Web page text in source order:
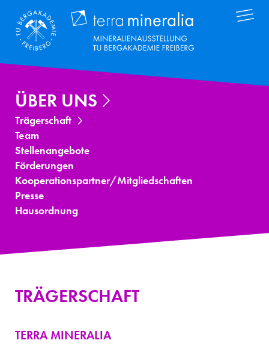
Inhalt
Terra
ÜBER UNS
Trägerschaft
Team
Stellenangebote
Förderungen
Kooperationspartner/Mitgliedschaften
Presse
Hausordnung
TRÄGERSCHAFT
TERRA MINERALIA